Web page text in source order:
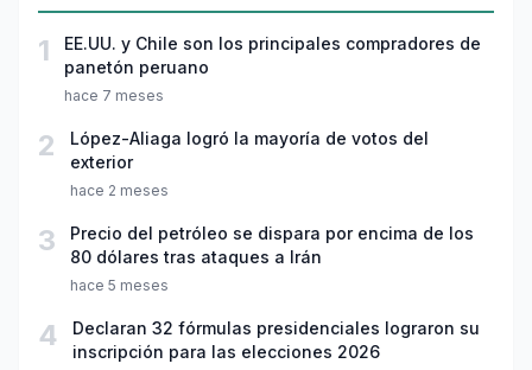
1
EE.UU. y Chile son los principales compradores de
panetón peruano
hace 7 meses
2
López-Aliaga logró la mayoría de votos del
exterior
hace 2 meses
3
Precio del petróleo se dispara por encima de los
80 dólares tras ataques a Irán
hace 5 meses
4
Declaran 32 fórmulas presidenciales lograron su
inscripción para las elecciones 2026